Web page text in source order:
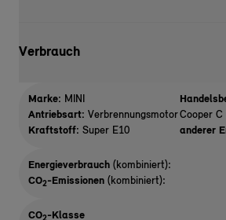
Verbrauch
Marke: MINI
Antriebsart: Verbrennungsmotor
Kraftstoff: Super E10
Cooper
anderer
Energieverbrauch (kombiniert):
CO2-Emissionen (kombiniert):
CO -Klasse